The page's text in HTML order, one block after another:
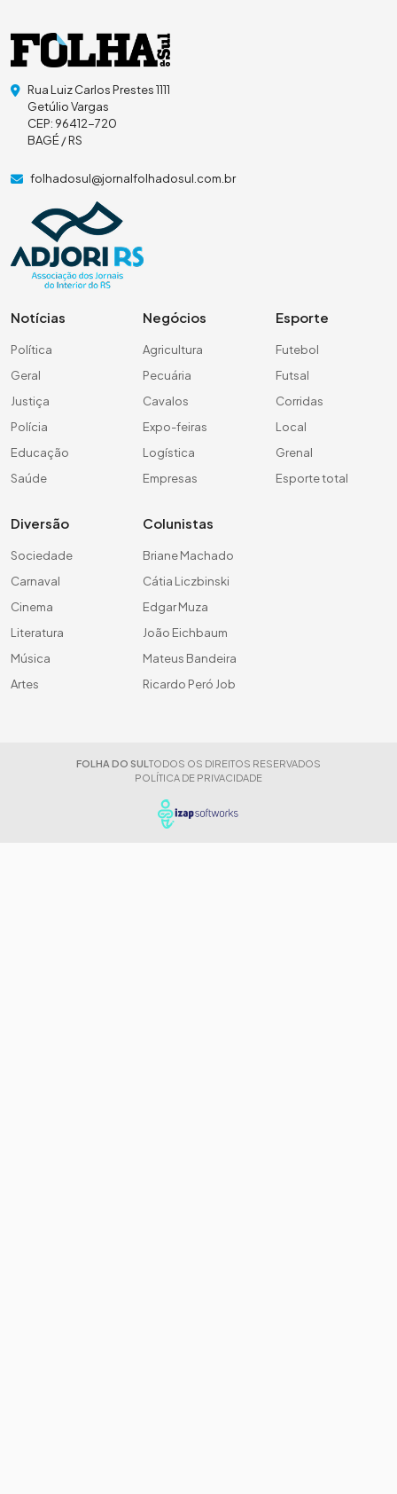
Rua Luiz Carlos Prestes 1111
Getúlio Vargas
CEP: 96412-720
BAGÉ / RS
folhadosul@jornalfolhadosul.com.br
Notícias
Política
Geral
Justiça
Polícia
Educação
Saúde
Negócios
Agricultura
Pecuária
Cavalos
Expo-feiras
Logística
Empresas
Esporte
Futebol
Futsal
Corridas
Local
Grenal
Esporte total
Diversão
Sociedade
Carnaval
Cinema
Literatura
Música
Artes
Colunistas
Briane Machado
Cátia Liczbinski
Edgar Muza
João Eichbaum
Mateus Bandeira
Ricardo Peró Job
FOLHA DO SUL TODOS OS DIREITOS RESERVADOS
POLÍTICA DE PRIVACIDADE